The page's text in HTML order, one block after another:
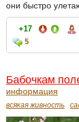
они быстро
+17
5
Бабочкам
информация
всякая живность